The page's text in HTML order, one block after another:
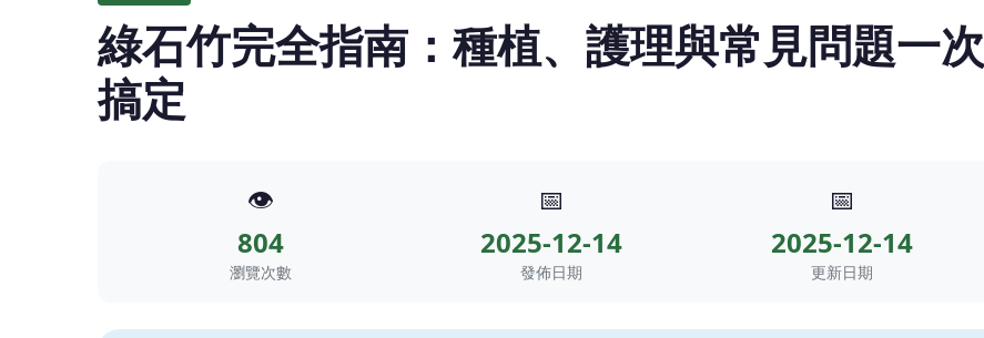
綠石竹完全指南：種植、護理與常見問題一次
搞定
👁️
804
瀏覽次數
📅
2025-12-14
發佈日期
📅
2025-12-14
更新日期